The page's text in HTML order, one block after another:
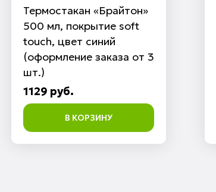
Термостакан «Брайтон»
500 мл, покрытие soft
touch, цвет синий
(оформление заказа от 3
шт.)
1129 руб.
В КОРЗИНУ